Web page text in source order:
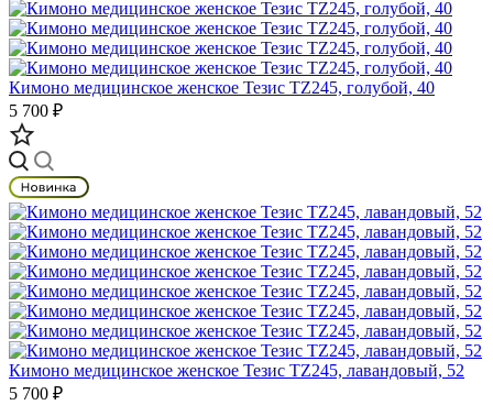
Кимоно медицинское женское Тезис TZ245, голубой, 40
5 700 ₽
Кимоно медицинское женское Тезис TZ245, лавандовый, 52
5 700 ₽